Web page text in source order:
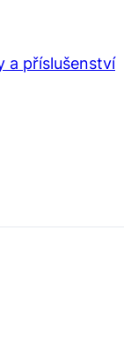
a příslušenství